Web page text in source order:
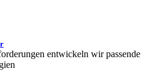
entwickeln wir passende